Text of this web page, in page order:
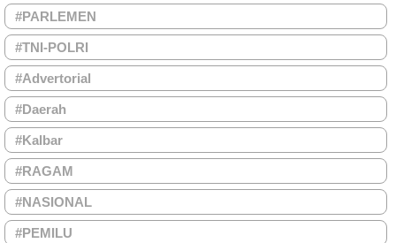
#PARLEMEN
#TNI-POLRI
#Advertorial
#Daerah
#Kalbar
#RAGAM
#NASIONAL
#PEMILU